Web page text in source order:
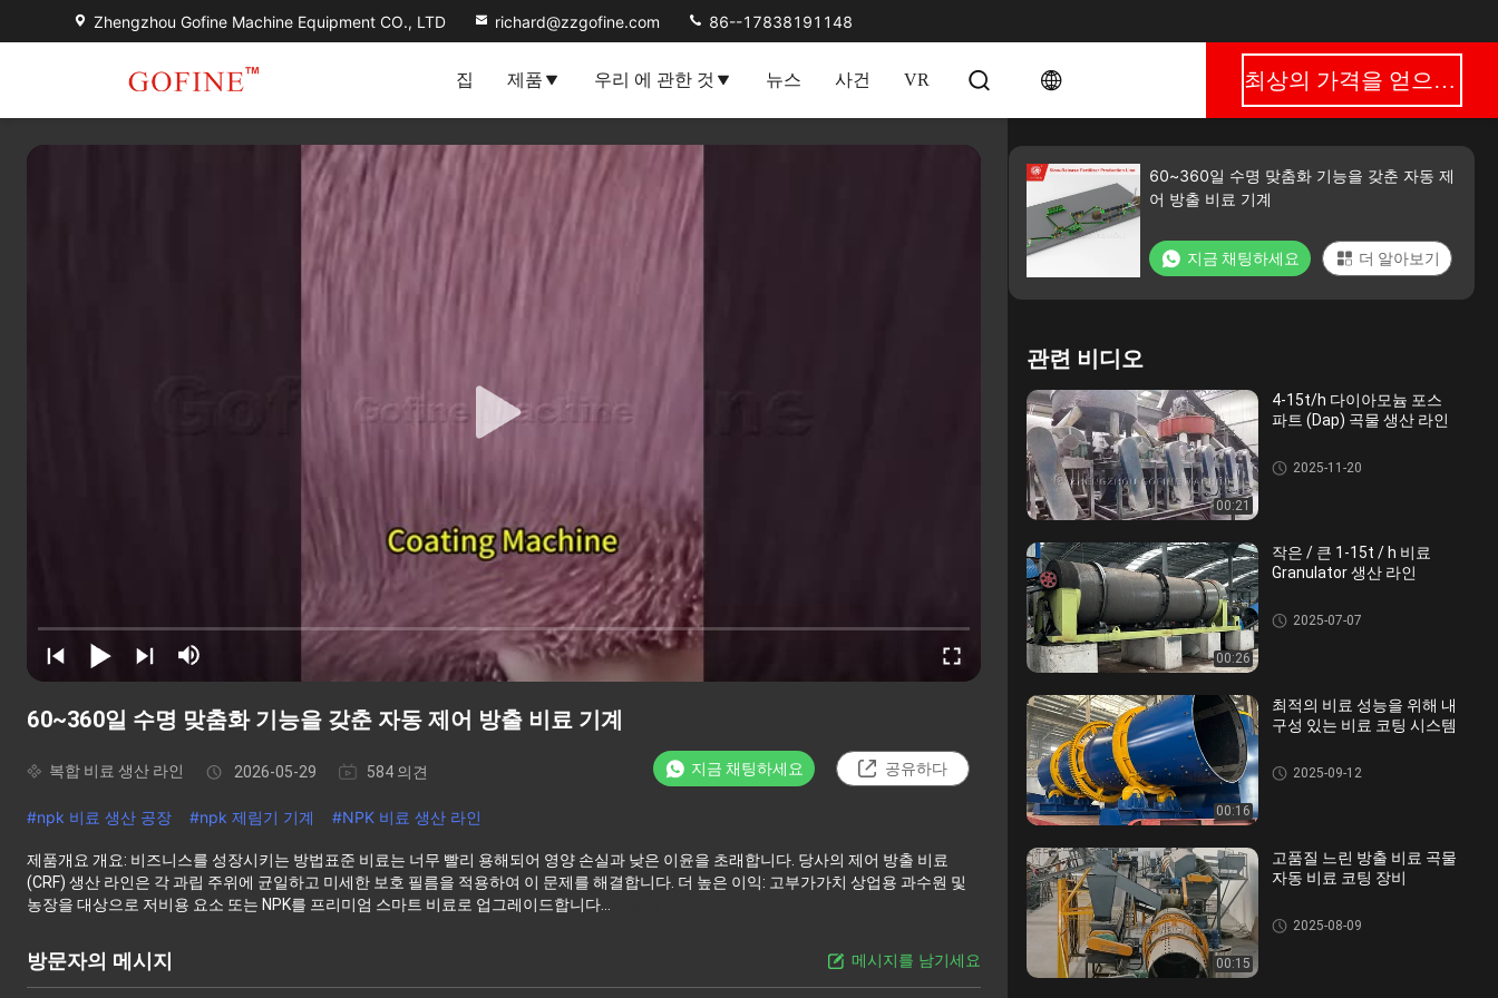
Zhengzhou Gofine Machine Equipment CO., LTD richard@zzgofine.com 86--17838191148
집 제품 우리 에 관한 것 뉴스 사건 VR 최상의 가격을 얻으세요
60~360일 수명 맞춤화 기능을 갖춘 자동 제어 방출 비료 기계
복합 비료 생산 라인 2026-05-29 584 의견 지금 채팅하세요 공유하다
#npk 비료 생산 공장 #npk 제림기 기계 #NPK 비료 생산 라인
제품개요 개요: 비즈니스를 성장시키는 방법표준 비료는 너무 빨리 용해되어 영양 손실과 낮은 이윤을 초래합니다. 당사의 제어 방출 비료
(CRF) 생산 라인은 각 과립 주위에 균일하고 미세한 보호 필름을 적용하여 이 문제를 해결합니다. 더 높은 이익: 고부가가치 상업용 과수원 및
농장을 대상으로 저비용 요소 또는 NPK를 프리미엄 스마트 비료로 업그레이드합니다...
방문자의 메시지 메시지를 남기세요
60~360일 수명 맞춤화 기능을 갖춘 자동 제
어 방출 비료 기계
지금 채팅하세요 더 알아보기
관련 비디오
00:21
4-15t/h 다이아모늄 포스
파트 (Dap) 곡물 생산 라인
복합 비료 생산 라인
2025-11-20
00:26
작은 / 큰 1-15t / h 비료
Granulator 생산 라인
복합 비료 생산 라인
2025-07-07
00:16
최적의 비료 성능을 위해 내
구성 있는 비료 코팅 시스템
복합 비료 생산 라인
2025-09-12
00:15
고품질 느린 방출 비료 곡물
자동 비료 코팅 장비
복합 비료 생산 라인
2025-08-09